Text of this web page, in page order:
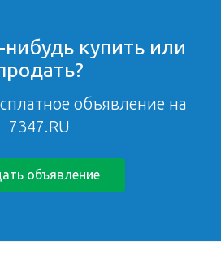
купить или
объявление на
7347.RU
объявление